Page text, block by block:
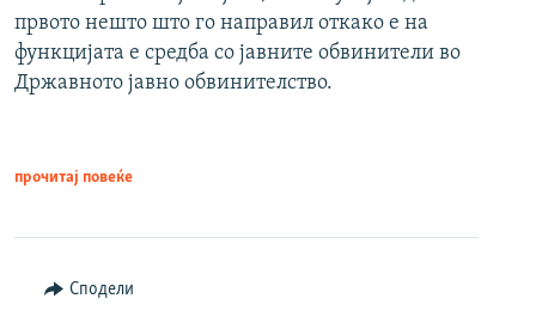
првото нешто што го направил откако е на
функцијата е средба со јавните обвинители во
Државното јавно обвинителство.
прочитај повеќе
Сподели